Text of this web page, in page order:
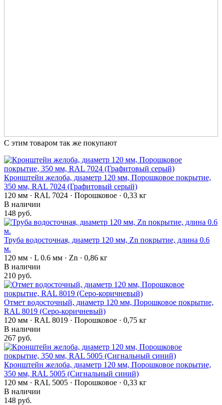
С этим товаром так же покупают
Кронштейн желоба, диаметр 120 мм, Порошковое покрытие,
350 мм, RAL 7024 (Графитовый серый)
120 мм · RAL 7024 · Порошковое · 0,33 кг
В наличии
148 руб.
Труба водосточная, диаметр 120 мм, Zn покрытие, длина 0.6
м.
120 мм · L 0.6 мм · Zn · 0,86 кг
В наличии
210 руб.
Отмет водосточный, диаметр 120 мм, Порошковое покрытие,
RAL 8019 (Серо-коричневый)
120 мм · RAL 8019 · Порошковое · 0,75 кг
В наличии
267 руб.
Кронштейн желоба, диаметр 120 мм, Порошковое покрытие,
350 мм, RAL 5005 (Сигнальный синий)
120 мм · RAL 5005 · Порошковое · 0,33 кг
В наличии
148 руб.